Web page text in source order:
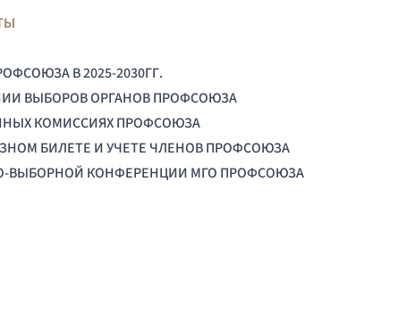
В 2025-2030ГГ.
ВЫБОРОВ ОРГАНОВ ПРОФСОЮЗА
КОМИССИЯХ ПРОФСОЮЗА
БИЛЕТЕ И УЧЕТЕ ЧЛЕНОВ ПРОФСОЮЗА
ВЫБОРНОЙ КОНФЕРЕНЦИИ МГО ПРОФСОЮЗА